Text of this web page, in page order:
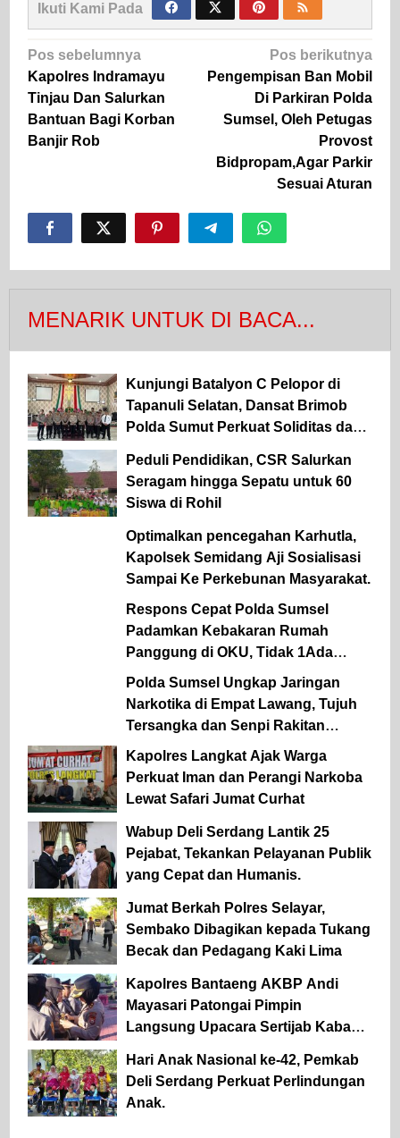
Ikuti Kami Pada
Navigasi
pos
Pos sebelumnya
Kapolres Indramayu
Tinjau Dan Salurkan
Bantuan Bagi Korban
Banjir Rob
Pos berikutnya
Pengempisan Ban Mobil
Di Parkiran Polda
Sumsel, Oleh Petugas
Provost
Bidpropam,Agar Parkir
Sesuai Aturan
MENARIK UNTUK DI BACA...
Kunjungi Batalyon C Pelopor di
Tapanuli Selatan, Dansat Brimob
Polda Sumut Perkuat Soliditas dan
Peduli Pendidikan, CSR Salurkan
Seragam hingga Sepatu untuk 60
Siswa di Rohil
Optimalkan pencegahan Karhutla,
Kapolsek Semidang Aji Sosialisasi
Sampai Ke Perkebunan Masyarakat.
Respons Cepat Polda Sumsel
Padamkan Kebakaran Rumah
Panggung di OKU, Tidak 1Ada
Korban Jiwa
Polda Sumsel Ungkap Jaringan
Narkotika di Empat Lawang, Tujuh
Tersangka dan Senpi Rakitan
Diamankan
Kapolres Langkat Ajak Warga
Perkuat Iman dan Perangi Narkoba
Lewat Safari Jumat Curhat
Wabup Deli Serdang Lantik 25
Pejabat, Tekankan Pelayanan Publik
yang Cepat dan Humanis.
Jumat Berkah Polres Selayar,
Sembako Dibagikan kepada Tukang
Becak dan Pedagang Kaki Lima
Kapolres Bantaeng AKBP Andi
Mayasari Patongai Pimpin
Langsung Upacara Sertijab Kabag
Hari Anak Nasional ke-42, Pemkab
Deli Serdang Perkuat Perlindungan
Anak.